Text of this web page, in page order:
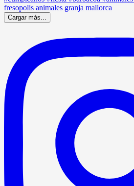
Cargar más...